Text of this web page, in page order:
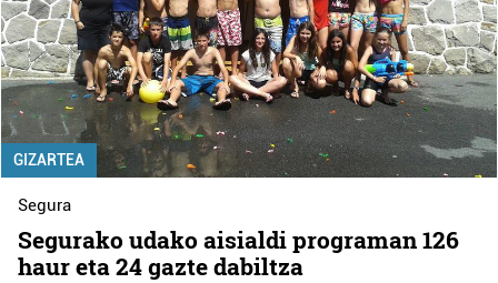
GIZARTEA
Segura
Segurako udako aisialdi programan 126
haur eta 24 gazte dabiltza